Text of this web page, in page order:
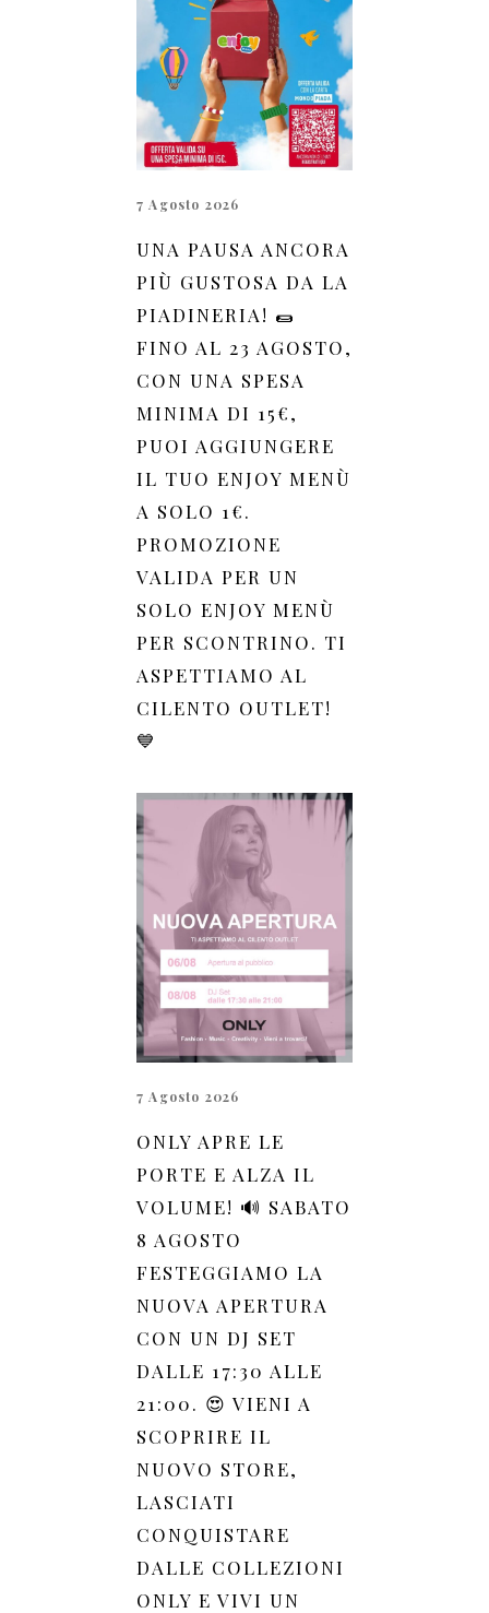
7 Agosto 2026
UNA PAUSA ANCORA
PIÙ GUSTOSA DA LA
PIADINERIA! 🌯
FINO AL 23 AGOSTO,
CON UNA SPESA
MINIMA DI 15€,
PUOI AGGIUNGERE
IL TUO ENJOY MENÙ
A SOLO 1€.
PROMOZIONE
VALIDA PER UN
SOLO ENJOY MENÙ
PER SCONTRINO. TI
ASPETTIAMO AL
CILENTO OUTLET!
💙
7 Agosto 2026
ONLY APRE LE
PORTE E ALZA IL
VOLUME! 🔊 SABATO
8 AGOSTO
FESTEGGIAMO LA
NUOVA APERTURA
CON UN DJ SET
DALLE 17:30 ALLE
21:00. 😍 VIENI A
SCOPRIRE IL
NUOVO STORE,
LASCIATI
CONQUISTARE
DALLE COLLEZIONI
ONLY E VIVI UN